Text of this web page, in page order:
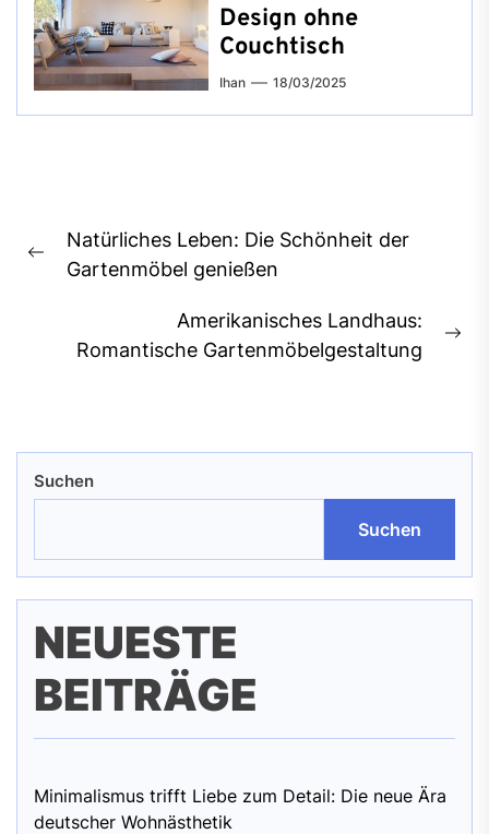
Design ohne
Couchtisch
Ihan 18/03/2025
Previous
Natürliches Leben: Die Schönheit der
Gartenmöbel genießen
Amerikanisches Landhaus:
Romantische Gartenmöbelgestaltung
Suchen
Suchen
NEUESTE
BEITRÄGE
Minimalismus trifft Liebe zum Detail: Die neue Ära
deutscher Wohnästhetik